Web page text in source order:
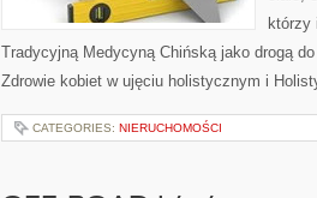
którzy
Tradycyjną Medycyną Chińską jako drogą
Zdrowie kobiet w ujęciu holistycznym i
CATEGORIES: NIERUCHOMOŚCI